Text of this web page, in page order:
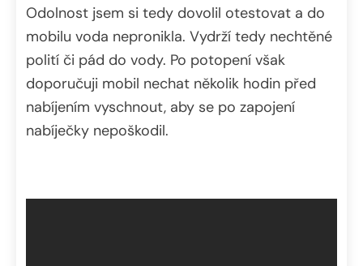
Odolnost jsem si tedy dovolil otestovat a do
mobilu voda nepronikla. Vydrží tedy nechtěné
polití či pád do vody. Po potopení však
doporučuji mobil nechat několik hodin před
nabíjením vyschnout, aby se po zapojení
nabíječky nepoškodil.